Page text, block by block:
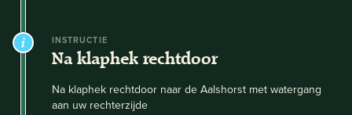
INSTRUCTIE
Na klaphek rechtdoor
Na klaphek rechtdoor naar de Aalshorst met watergang
aan uw rechterzijde